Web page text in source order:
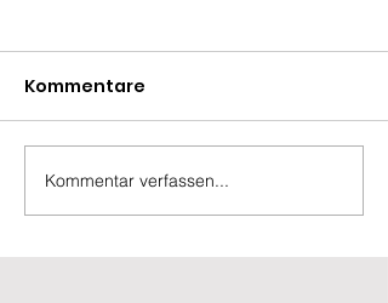
Lesefreude schenken,
Zukunft stärken
Kommentare
Kommentar verfassen...